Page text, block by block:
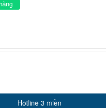
Hotline 3 miền